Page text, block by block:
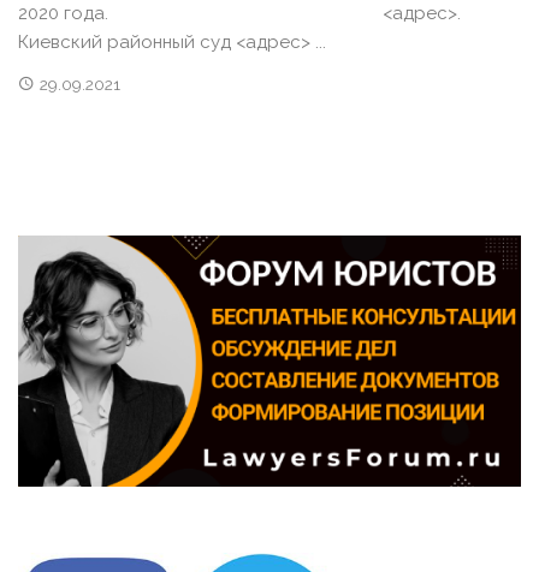
2020 года. <адрес>.
Киевский районный суд <адрес> ...
29.09.2021